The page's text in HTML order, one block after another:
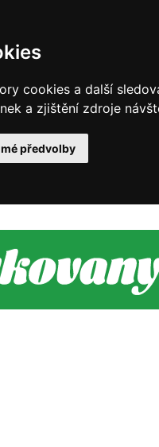
cookies a další
a zjištění zdroje
předvolby